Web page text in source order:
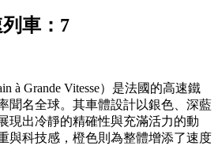
車：7
à Grande Vitesse）是法國的高速鐵
聞名全球。其車體設計以銀色、深藍
現出冷靜的精確性與充滿活力的動
與科技感，橙色則為整體增添了速度